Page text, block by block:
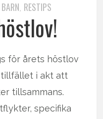
, RESTIPS
för årets höstlov
i akt att
tillsammans.
specifika